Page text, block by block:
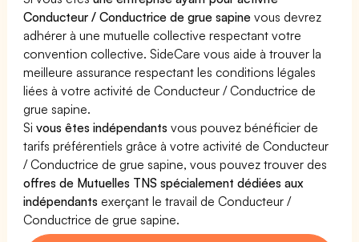
Conducteur / Conductrice de grue sapine vous devrez
adhérer à une mutuelle collective respectant votre
convention collective. SideCare vous aide à trouver la
meilleure assurance respectant les conditions légales
liées à votre activité de Conducteur / Conductrice de
grue sapine.
Sivous êtes indépendants vous pouvez bénéficier de
tarifs préférentiels grâce à votre activité de Conducteur
/ Conductrice de grue sapine, vous pouvez trouver des
offres de Mutuelles TNS spécialement dédiées aux
indépendants exerçant le travail de Conducteur /
Conductrice de grue sapine.